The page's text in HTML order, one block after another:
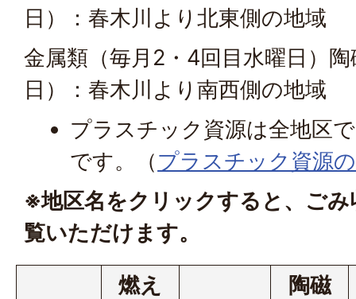
日）：春木川より北東側の地域
金属類（毎月2・4回目水曜日）
日）：春木川より南西側の地域
プラスチック資源は全地区
です。（プラスチック資源
※地区名をクリックすると、ご
覧いただけます。
燃え
陶磁